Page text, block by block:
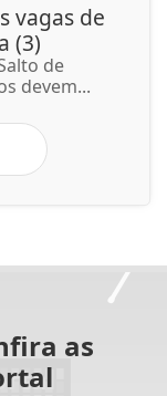
vagas de
(3)
de
devem...
as